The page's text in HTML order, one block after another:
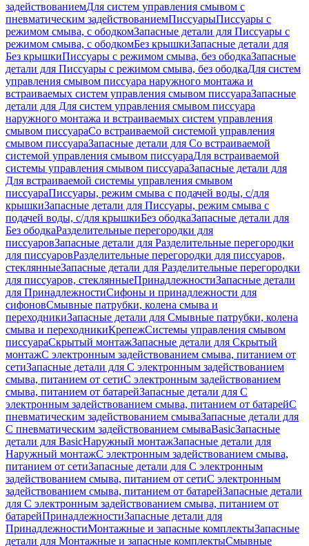
задействованиемДля систем управления смывом с
пневматическим задействованиемПиссуарыПиссуары с
режимом смыва, с ободкомЗапасные детали для Писсуары с
режимом смыва, с ободкомБез крышкиЗапасные детали для
Без крышкиПиссуары с режимом смыва, без ободкаЗапасные
детали для Писсуары с режимом смыва, без ободкаДля систем
управления смывом писсуара наружного монтажа и
встраиваемых систем управления смывом писсуараЗапасные
детали для Для систем управления смывом писсуара
наружного монтажа и встраиваемых систем управления
смывом писсуараСо встраиваемой системой управления
смывом писсуараЗапасные детали для Со встраиваемой
системой управления смывом писсуараДля встраиваемой
системы управления смывом писсуараЗапасные детали для
Для встраиваемой системы управления смывом
писсуараПиссуары, режим смыва с подачей воды, с/для
крышкиЗапасные детали для Писсуары, режим смыва с
подачей воды, с/для крышкиБез ободкаЗапасные детали для
Без ободкаРазделительные перегородки для
писсуаровЗапасные детали для Разделительные перегородки
для писсуаровРазделительные перегородки для писсуаров,
стеклянныеЗапасные детали для Разделительные перегородки
для писсуаров, стеклянныеПринадлежностиЗапасные детали
для ПринадлежностиСифоны и принадлежности для
сифоновСмывные патрубки, колена смыва и
переходникиЗапасные детали для Смывные патрубки, колена
смыва и переходникиКрепежСистемы управления смывом
писсуараСкрытый монтажЗапасные детали для Скрытый
монтажС электронным задействованием смыва, питанием от
сетиЗапасные детали для С электронным задействованием
смыва, питанием от сетиС электронным задействованием
смыва, питанием от батарейЗапасные детали для С
электронным задействованием смыва, питанием от батарейС
пневматическим задействованием смываЗапасные детали для
С пневматическим задействованием смываBasicЗапасные
детали для BasicНаружный монтажЗапасные детали для
Наружный монтажС электронным задействованием смыва,
питанием от сетиЗапасные детали для С электронным
задействованием смыва, питанием от сетиС электронным
задействованием смыва, питанием от батарейЗапасные детали
для С электронным задействованием смыва, питанием от
батарейПринадлежностиЗапасные детали для
ПринадлежностиМонтажные и запасные комплектыЗапасные
детали для Монтажные и запасные комплектыСмывные